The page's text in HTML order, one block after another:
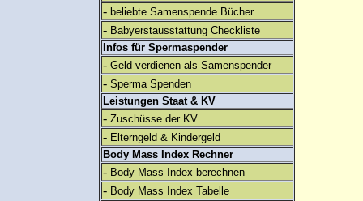
- beliebte Samenspende Bücher
- Babyerstausstattung Checkliste
Infos für Spermaspender
- Geld verdienen als Samenspender
- Sperma Spenden
Leistungen Staat & KV
- Zuschüsse der KV
- Elterngeld & Kindergeld
Body Mass Index Rechner
- Body Mass Index berechnen
- Body Mass Index Tabelle